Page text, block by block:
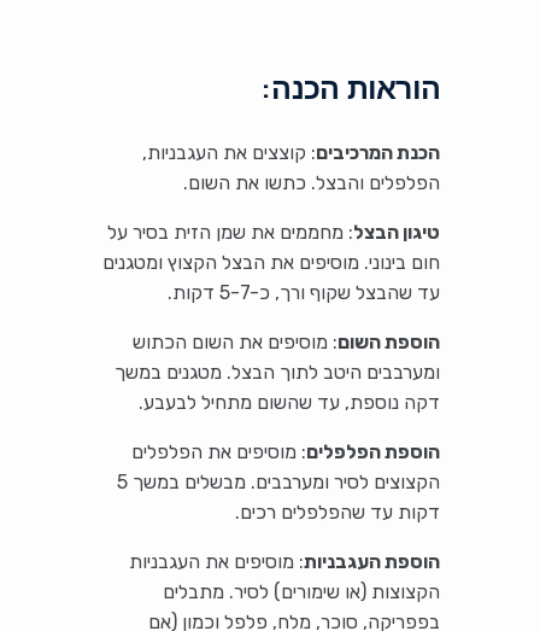
הוראות הכנה:
הכנת המרכיבים: קוצצים את העגבניות,
הפלפלים והבצל. כתשו את השום.
טיגון הבצל: מחממים את שמן הזית בסיר על
חום בינוני. מוסיפים את הבצל הקצוץ ומטגנים
עד שהבצל שקוף ורך, כ-5-7 דקות.
הוספת השום: מוסיפים את השום הכתוש
ומערבבים היטב לתוך הבצל. מטגנים במשך
דקה נוספת, עד שהשום מתחיל לבעבע.
הוספת הפלפלים: מוסיפים את הפלפלים
הקצוצים לסיר ומערבבים. מבשלים במשך 5
דקות עד שהפלפלים רכים.
הוספת העגבניות: מוסיפים את העגבניות
הקצוצות (או שימורים) לסיר. מתבלים
בפפריקה, סוכר, מלח, פלפל וכמון (אם